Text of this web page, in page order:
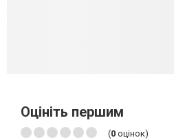
Оцініть першим
(0 оцінок)